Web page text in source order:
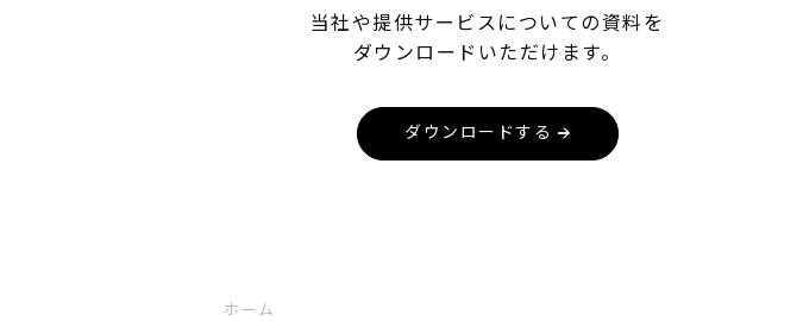
当社や提供サービスについての資料を
ダウンロードいただけます。
ダウンロードする
ホーム